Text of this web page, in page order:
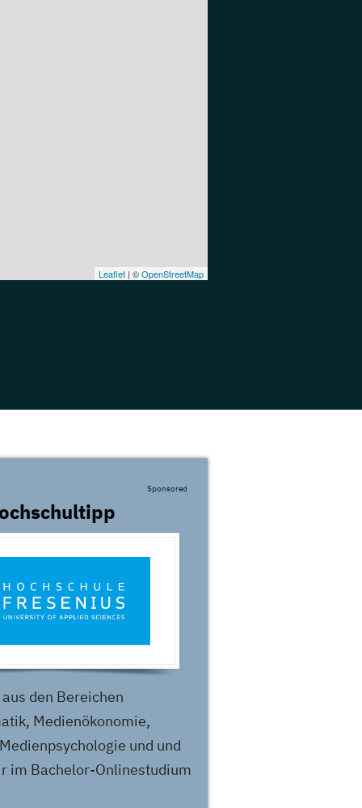
Leaflet | ©OpenStreetMap
Sponsored
den Bereichen
Medienökonomie,
und und
im Bachelor-Onlinestudium